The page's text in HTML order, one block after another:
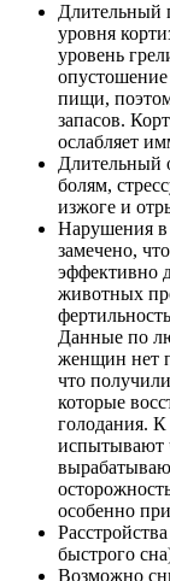
Длительный
уровня
уровень
опустошение
пищи,
запасов.
ослабляет
Длительный
болям,
изжоге и
Нарушения в
замечено,
эффективно
животных
Данные по
женщин нет
что
которые
голодания.
испытывают
особенно
быстрого
Возможно